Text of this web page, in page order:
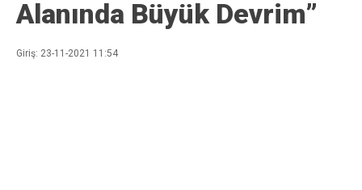
Alanında Büyük Devrim”
Giriş: 23-11-2021 11:54